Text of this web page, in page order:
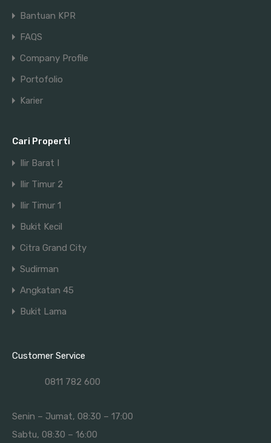
Kios
Kos
Office Space
Ruang Usaha
Update Terbaru
RUMAH SIAP HUNI PALEMBANG: PILIHAN HUNIAN
NYAMAN DENGAN LOKASI STRATEGIS
IN.COME REALTY Gandeng Bank BTN Regional Sumatera
AGEN PROPERTI PALEMBANG: PANDUAN MEMILIH AGEN
MITOS ATAU FAKTA: PAKAI AGEN PROPERTI BIKIN HARGA
RUMAH JADI LEBIH MAHAL?
Bantuan KPR
FAQS
Company Profile
Portofolio
Karier
Cari Properti
Ilir Barat I
Ilir Timur 2
Ilir Timur 1
Bukit Kecil
Citra Grand City
Sudirman
Angkatan 45
Bukit Lama
Customer Service
0811 782 600
Senin – Jumat, 08:30 – 17:00
Sabtu, 08:30 – 16:00